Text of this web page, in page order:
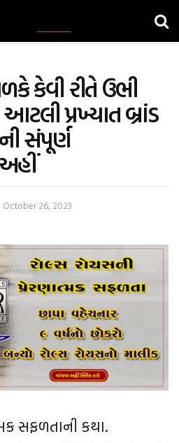
કેવી રીતે ઉભી
પ્રખ્યાત બ્રાંડ
સંપૂર્ણ
October 26, 2023
સફળતાની કથા.